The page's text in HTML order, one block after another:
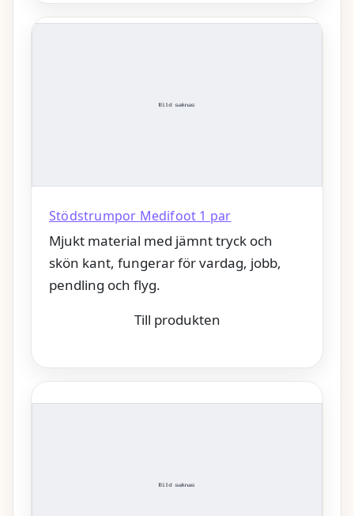
Stödstrumpor Medifoot 1 par
Mjukt material med jämnt tryck och
skön kant, fungerar för vardag, jobb,
pendling och flyg.
Till produkten